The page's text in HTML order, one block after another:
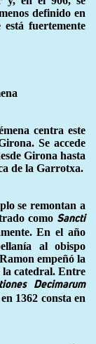
definido en
fuertemente
centra este
Se accede
Girona hasta
de la Garrotxa.
se remontan a
como Sancti
En el año
al obispo
empeñó la
la catedral. Entre
Decimarum
1362 consta en